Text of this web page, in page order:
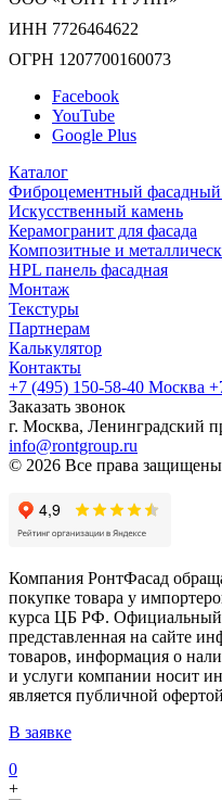
ИНН 7726464622
ОГРН 1207700160073
Facebook
YouTube
Google Plus
Каталог
Фиброцементный фасадный
Искусственный камень
Керамогранит для фасада
Композитные и
HPL панель фасадная
Монтаж
Текстуры
Партнерам
Калькулятор
Контакты
+7 (495) 150-58-40 Москва
Заказать звонок
г. Москва, Ленинградский
info@rontgroup.ru
© 2026 Все права
Компания РонтФасад
покупке товара у
курса ЦБ РФ.
представленная на сайте
товаров, информация о
и услуги компании носит
является публичной
В заявке
0
+